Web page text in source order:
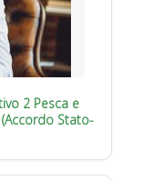
2 Pesca e
Stato-